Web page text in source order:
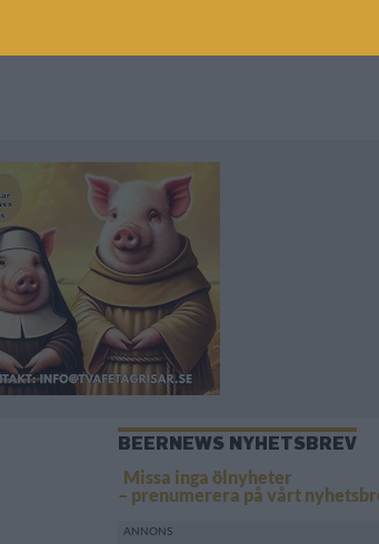
BEERNEWS NYHETSBREV
Missa inga ölnyheter
– prenumerera på vårt